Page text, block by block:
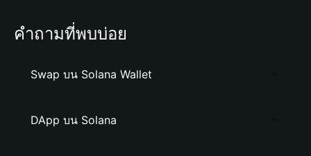
คำถามที่พบบ่อย
Swap บน Solana Wallet
DApp บน Solana